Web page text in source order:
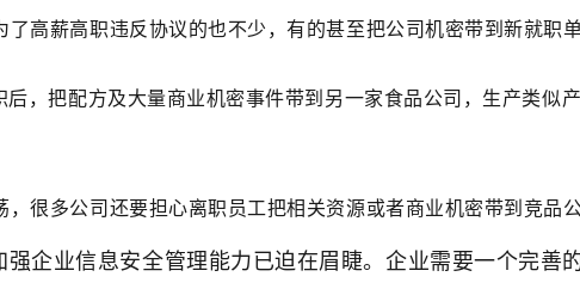
高薪高职违反协议的也不少，有的甚至把公司机密带到新就职单
后，把配方及大量商业机密事件带到另一家食品公司，生产类似
很多公司还要担心离职员工把相关资源或者商业机密带到竞品公
强企业信息安全管理能力已迫在眉睫。企业需要一个完